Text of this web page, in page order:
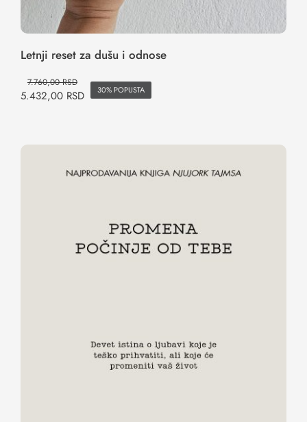
Letnji reset za dušu i odnose
7.760,00RSD
5.432,00 RSD 30% POPUSTA
Promena počinje od tebe